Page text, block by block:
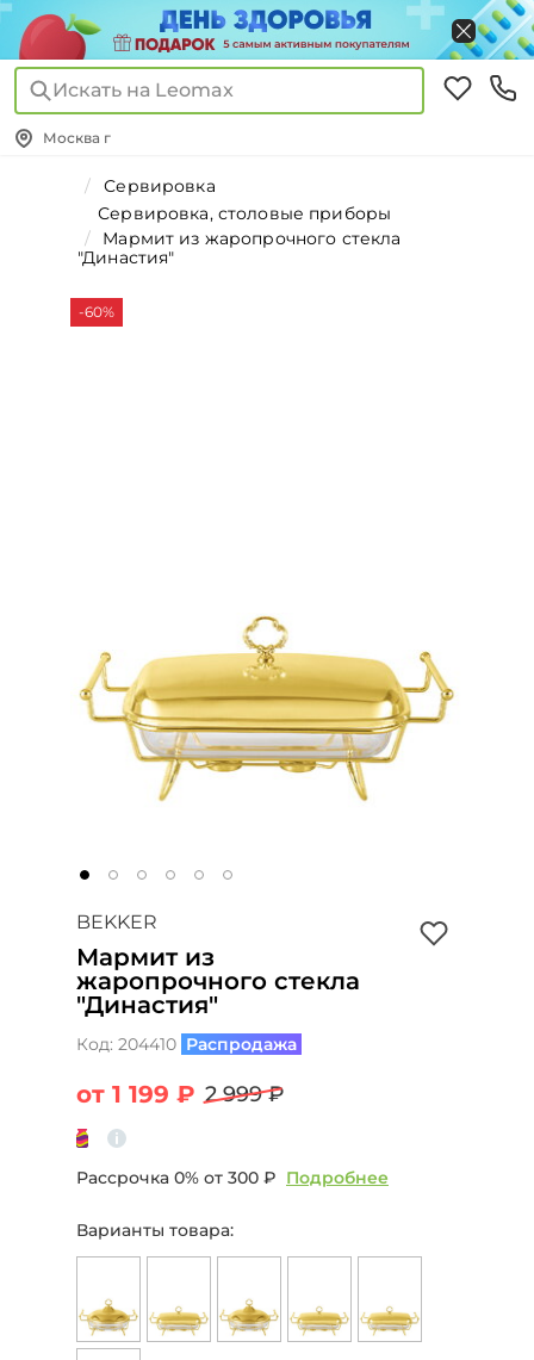
Искать на Leomax
Москва г
Сервировка
Сервировка, столовые приборы
Мармит из жаропрочного стекла
"Династия"
-60%
BEKKER
Мармит из
жаропрочного стекла
"Династия"
Код: 204410 Распродажа
от 1 199 ₽ 2 999 ₽
Рассрочка 0% от 300 ₽ Подробнее
Варианты товара: